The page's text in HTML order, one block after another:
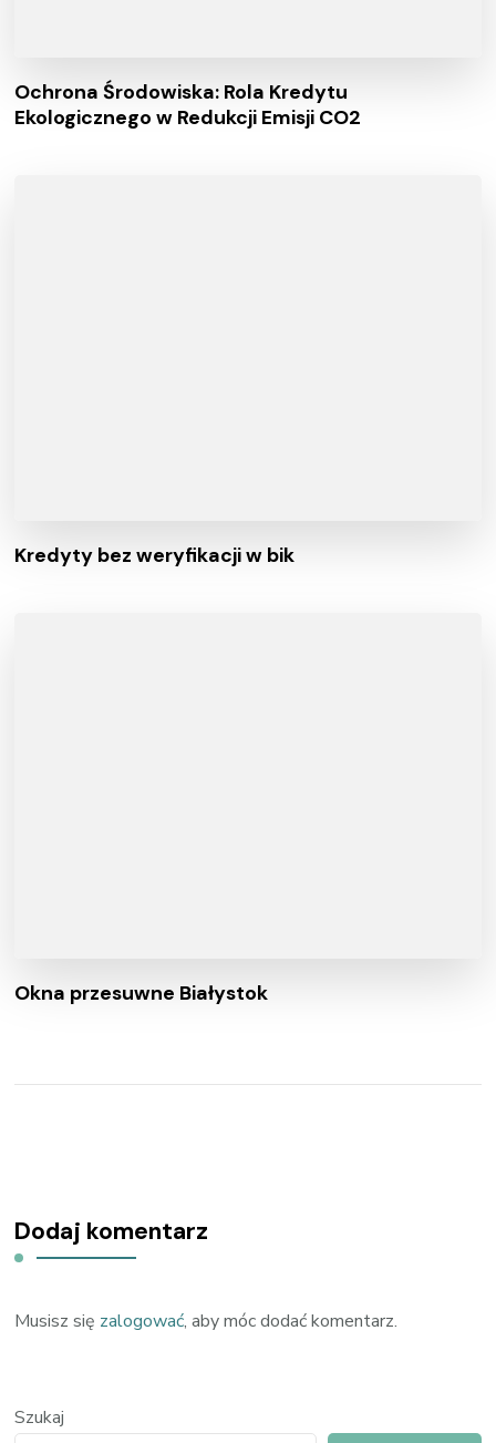
Ochrona Środowiska: Rola Kredytu
Ekologicznego w Redukcji Emisji CO2
Kredyty bez weryfikacji w bik
Okna przesuwne Białystok
Dodaj komentarz
Musisz się zalogować, aby móc dodać komentarz.
Szukaj